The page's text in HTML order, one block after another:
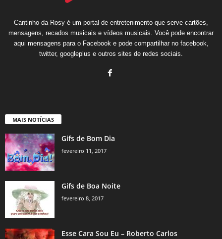
Cantinho da Rosy é um portal de entretenimento que serve cartões,
mensagens, recados musicais e vídeos musicais. Você pode encontrar
aqui mensagens para o Facebook e pode compartilhar no facebook,
twitter, googleplus e outros sites de redes sociais.
MAIS NOTÍCIAS
Gifs de Bom Dia
fevereiro 11, 2017
Gifs de Boa Noite
fevereiro 8, 2017
Esse Cara Sou Eu – Roberto Carlos